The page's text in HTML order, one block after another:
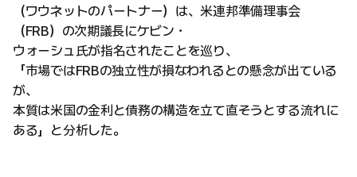
（ワウネットのパートナー）は、米連邦準備理事会
（FRB）の次期議長にケビン・
ウォーシュ氏が指名されたことを巡り、
「市場ではFRBの独立性が損なわれるとの懸念が出ている
が、
本質は米国の金利と債務の構造を立て直そうとする流れに
ある」と分析した。